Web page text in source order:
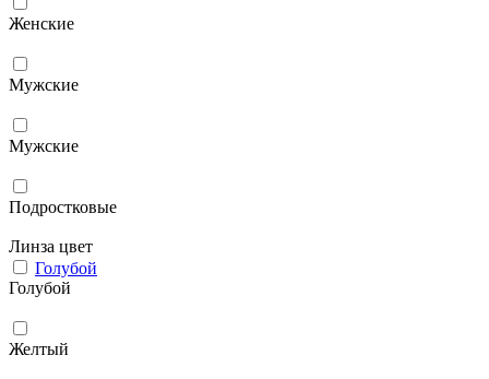
Женские
Мужcкие
Мужские
Подростковые
Линза цвет
Голубой
Голубой
Желтый